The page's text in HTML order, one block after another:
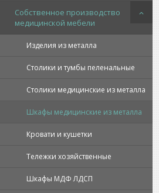
Собственное производство
медицинской мебели
Изделия из металла
Столики и тумбы пеленальные
Столики медицинские из металла
Шкафы медицинские из металла
Кровати и кушетки
Тележки хозяйственные
Шкафы МДФ ЛДСП